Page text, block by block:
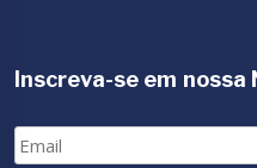
Inscreva-se em
Email